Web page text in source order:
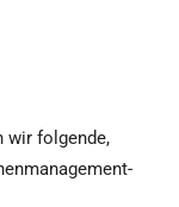
wir folgende,